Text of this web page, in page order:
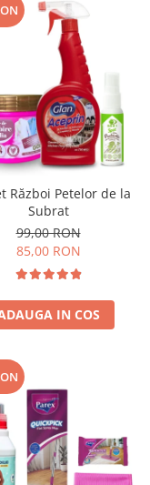
Război Petelor de la
Subrat
99,00 RON
85,00 RON
IN COS